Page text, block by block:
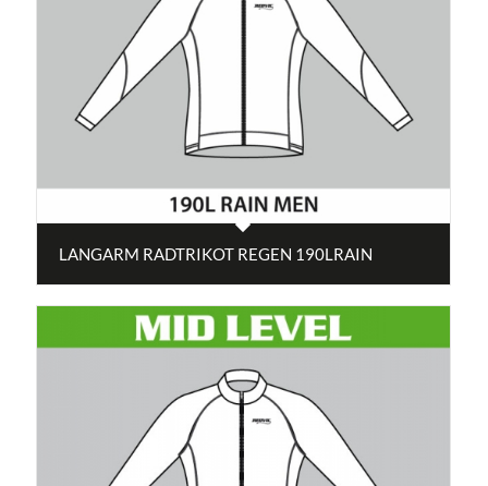
LANGARM RADTRIKOT REGEN 190LRAIN